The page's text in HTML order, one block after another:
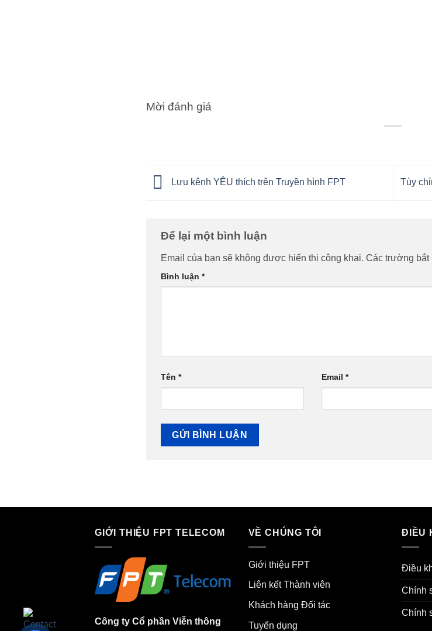
Mời đánh giá
Lưu kênh YÊU thích trên Truyền hình FPT Tùy
Để lại một bình luận
Email của bạn sẽ không được hiển thị công khai. Các trường bắt
Bình luận *
Tên * Email *
GIỚI THIỆU FPT TELECOM
Công ty Cổ phần Viễn thông
VỀ CHÚNG TÔI
Giới thiệu FPT
Liên kết Thành viên
Khách hàng Đối tác
Tuyển dụng
ĐIỀU
Điều
Chính
Chính